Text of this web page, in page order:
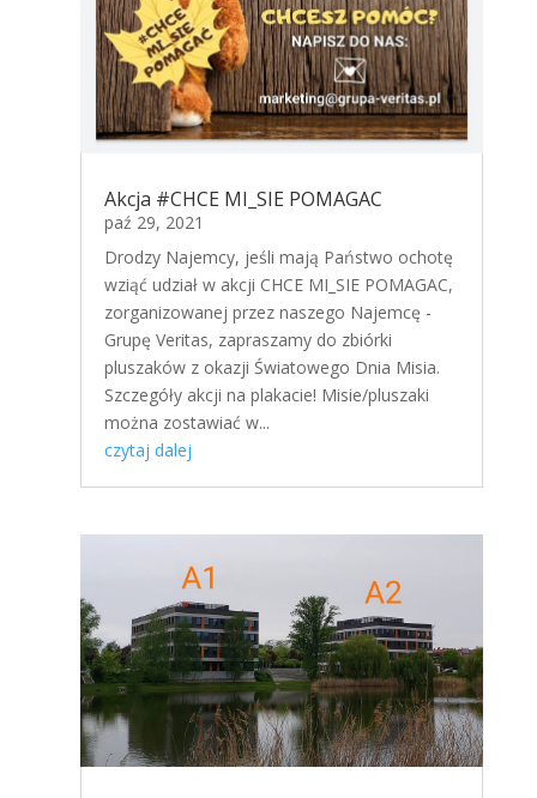
Akcja #CHCE MI_SIE POMAGAC
paź 29, 2021
Drodzy Najemcy, jeśli mają Państwo ochotę
wziąć udział w akcji CHCE MI_SIE POMAGAC,
zorganizowanej przez naszego Najemcę -
Grupę Veritas, zapraszamy do zbiórki
pluszaków z okazji Światowego Dnia Misia.
Szczegóły akcji na plakacie! Misie/pluszaki
można zostawiać w...
czytaj dalej